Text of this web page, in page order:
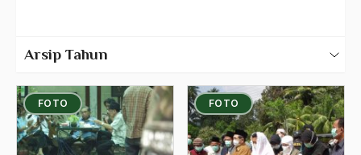
FOTO FOTO
Arsip Tahun
2024
2023